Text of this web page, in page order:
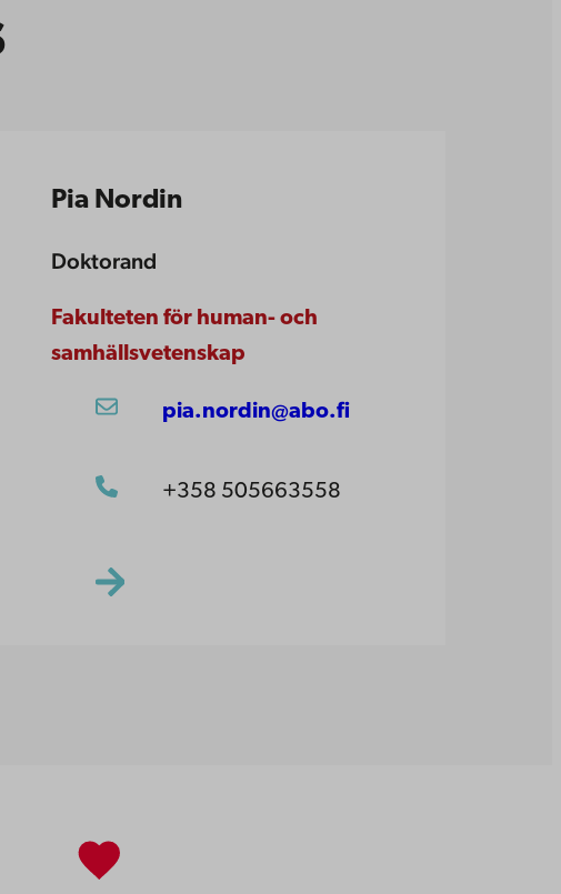
Pia Nordin
Doktorand
Fakulteten för human- och
samhällsvetenskap
pia.nordin@abo.fi
+358 505663558